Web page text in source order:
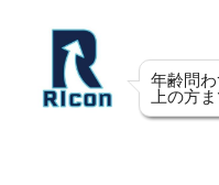
年齢問
上の方ま